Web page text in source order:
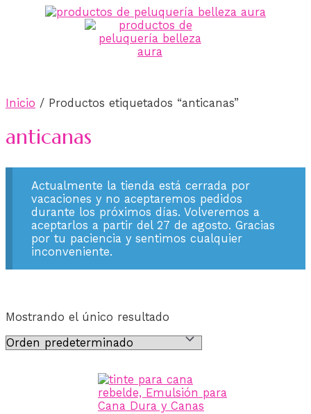
Inicio / Productos etiquetados “anticanas”
anticanas
Actualmente la tienda está cerrada por
vacaciones y no aceptaremos pedidos
durante los próximos días. Volveremos a
aceptarlos a partir del 27 de agosto. Gracias
por tu paciencia y sentimos cualquier
inconveniente.
Mostrando el único resultado